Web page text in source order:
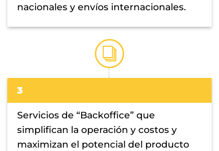
nacionales y envíos internacionales.
3
Servicios de “Backoffice” que
simplifican la operación y costos y
maximizan el potencial del producto